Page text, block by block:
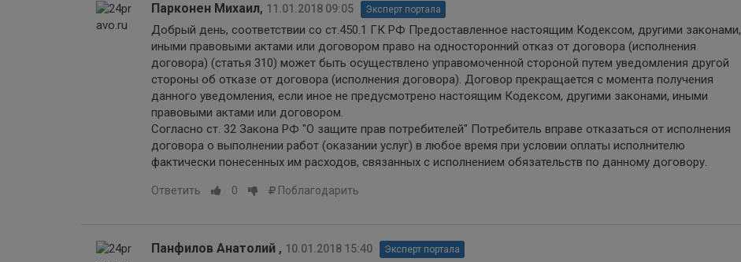
Парконен Михаил, 11.01.2018 09:05 Эксперт портала
Добрый день, соответствии со ст.450.1 ГК РФ Предоставленное настоящим Кодексом, другими законами,
иными правовыми актами или договором право на односторонний отказ от договора (исполнения
договора) (статья 310) может быть осуществлено управомоченной стороной путем уведомления другой
стороны об отказе от договора (исполнения договора). Договор прекращается с момента получения
данного уведомления, если иное не предусмотрено настоящим Кодексом, другими законами, иными
правовыми актами или договором.
Согласно ст. 32 Закона РФ "О защите прав потребителей" Потребитель вправе отказаться от исполнения
договора о выполнении работ (оказании услуг) в любое время при условии оплаты исполнителю
фактически понесенных им расходов, связанных с исполнением обязательств по данному договору.
Ответить 0 Поблагодарить
Панфилов Анатолий , 10.01.2018 15:40 Эксперт портала